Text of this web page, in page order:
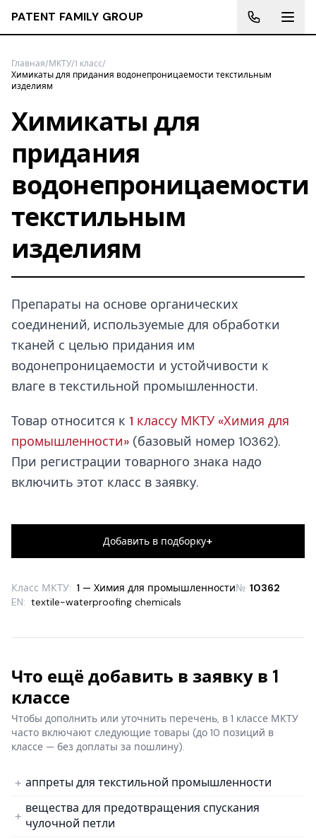
PATENT FAMILY GROUP
Главная/МКТУ/1 класс/
Химикаты для придания водонепроницаемости текстильным
изделиям
Химикаты для
придания
водонепроницаемости
текстильным
изделиям
Препараты на основе органических
соединений, используемые для обработки
тканей с целью придания им
водонепроницаемости и устойчивости к
влаге в текстильной промышленности.
Товар относится к 1 классу МКТУ «Химия для
промышленности» (базовый номер 10362).
При регистрации товарного знака надо
включить этот класс в заявку.
Добавить в подборку+
Класс МКТУ: 1 — Химия для промышленности№ 10362
EN: textile-waterproofing chemicals
Что ещё добавить в заявку в 1
классе
Чтобы дополнить или уточнить перечень, в 1 классе МКТУ
часто включают следующие товары (до 10 позиций в
классе — без доплаты за пошлину).
аппреты для текстильной промышленности
вещества для предотвращения спускания
чулочной петли